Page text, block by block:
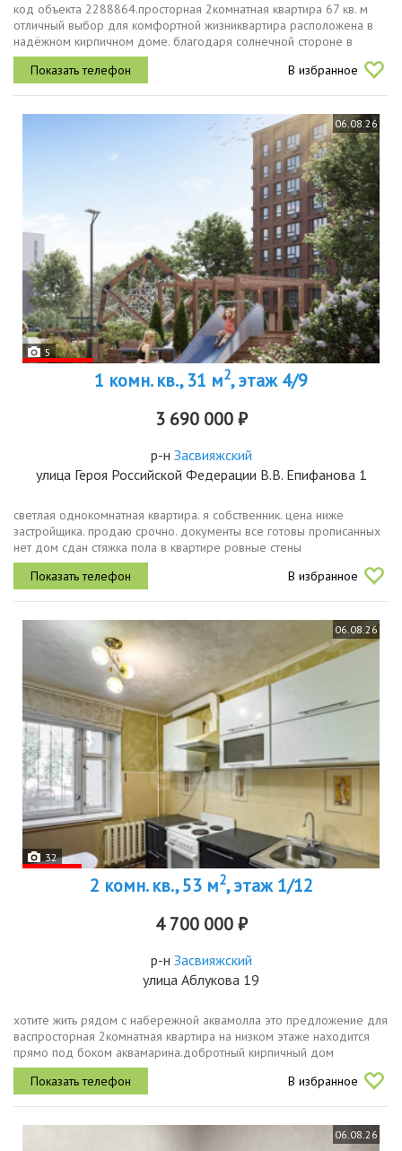
код объекта 2288864.просторная 2комнатная квартира 67 кв. м
отличный выбор для комфортной жизниквартира расположена в
надёжном кирпичном доме. благодаря солнечной стороне в
комнатах всегда светло и уютно идеально для тех, кто ценит
естественное...
В избранное
06.08.26
5
1 комн. кв., 31 м2, этаж 4/9
3 690 000 ₽
р-н Засвияжский
улица Героя Российской Федерации В.В. Епифанова 1
светлая однокомнатная квартира. я собственник. цена ниже
застройщика. продаю срочно. документы все готовы прописанных
нет дом сдан стяжка пола в квартире ровные стены
В избранное
06.08.26
32
2 комн. кв., 53 м2, этаж 1/12
4 700 000 ₽
р-н Засвияжский
улица Аблукова 19
хотите жить рядом с набережной аквамолла это предложение для
васпросторная 2комнатная квартира на низком этаже находится
прямо под боком аквамарина.добротный кирпичный дом
переходной с толстенными стенами с удобной планировкой с
большими комнатами...
В избранное
06.08.26